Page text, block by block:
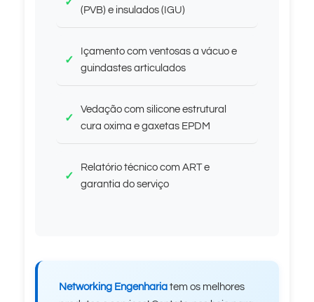
(PVB) e insulados (IGU)
Içamento com ventosas a vácuo e
guindastes articulados
Vedação com silicone estrutural
cura oxima e gaxetas EPDM
Relatório técnico com ART e
garantia do serviço
Networking Engenharia tem os melhores